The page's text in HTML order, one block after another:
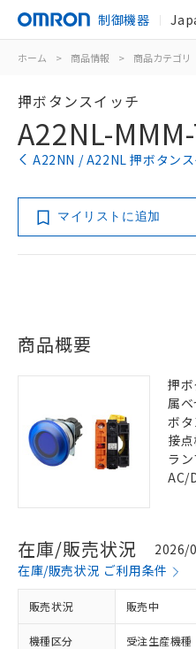
制御機器
ホーム > 商品情報 > 商品カテゴリ
押ボタンスイッチ
A22NL-
A22NN / A22NL 押ボタン
マイリストに追加
商品概要
押
属
ボ
接
ラ
AC/
在庫/販売状況
2026/
在庫/販売状況 ご利用条件
販売状況 販売中
機種区分 受注生産機種